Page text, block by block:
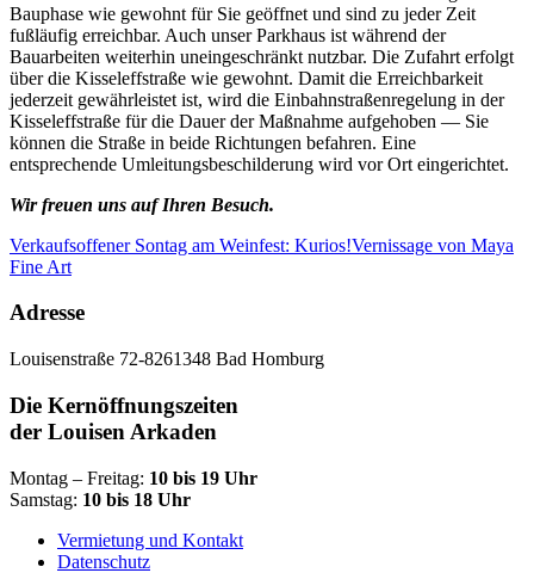
Bauphase wie gewohnt für Sie geöffnet und sind zu jeder Zeit
fußläufig erreichbar. Auch unser Parkhaus ist während der
Bauarbeiten weiterhin uneingeschränkt nutzbar. Die Zufahrt erfolgt
über die Kisseleffstraße wie gewohnt. Damit die Erreichbarkeit
jederzeit gewährleistet ist, wird die Einbahnstraßenregelung in der
Kisseleffstraße für die Dauer der Maßnahme aufgehoben — Sie
können die Straße in beide Richtungen befahren. Eine
entsprechende Umleitungsbeschilderung wird vor Ort eingerichtet.
Wir freuen uns auf Ihren Besuch.
Verkaufsoffener Sontag am Weinfest: Kurios!Vernissage von Maya
Fine Art
Adresse
Louisenstraße 72-8261348 Bad Homburg
Die Kernöffnungszeiten
der Louisen Arkaden
Montag – Freitag: 10 bis 19 Uhr
Samstag: 10 bis 18 Uhr
Vermietung und Kontakt
Datenschutz